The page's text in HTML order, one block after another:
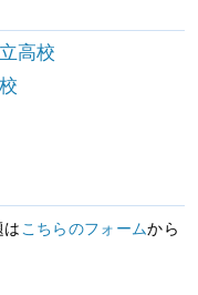
高校
は こちらのフォームから